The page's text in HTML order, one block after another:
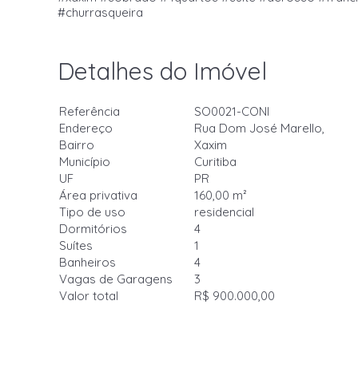
#churrasqueira
Detalhes do Imóvel
Referência
SO0021-CONI
Endereço
Rua Dom José Marello,
Bairro
Xaxim
Município
Curitiba
UF
PR
Área privativa
160,00 m²
Tipo de uso
residencial
Dormitórios
4
Suítes
1
Banheiros
4
Vagas de Garagens
3
Valor total
R$ 900.000,00